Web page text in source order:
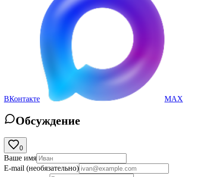
ВКонтакте MAX
Обсуждение
0
Ваше имя
E-mail (необязательно)